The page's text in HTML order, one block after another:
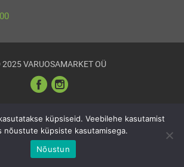
VARUOSAMARKET OÜ
küpsiseid. Veebilehe kasutamist
nõustute küpsiste kasutamisega.
Nõustun